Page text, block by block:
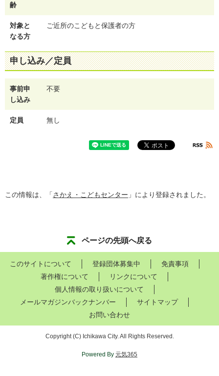
齢
対象と
なる方
ご近所のこどもと保護者の方
申し込み／定員
事前申
し込み
不要
定員 無し
この情報は、「さかえ・こどもセンター 」により登録されました。
ページの先頭へ戻る
このサイトについて 登録団体募集中
免責事項
著作権について
リンクについて
個人情報の取り扱いについて
メールマガジンバックナンバー
サイトマップ
お問い合わせ
Copyright (C) Ichikawa City. All Rights Reserved.
Powered By 元気365